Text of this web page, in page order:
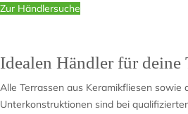
Zur Händlersuche
Idealen Händler für deine
Alle Terrassen aus Keramikfliesen sowie
Unterkonstruktionen sind bei